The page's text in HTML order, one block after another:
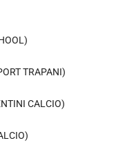
SCHOOL)
TRAPANI)
CALCIO)